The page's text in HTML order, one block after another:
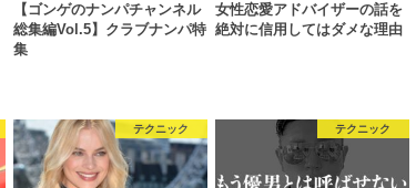
【ゴンゲのナンパチャンネル
総集編Vol.5】クラブナンパ特
集
女性恋愛アドバイザーの話を
絶対に信用してはダメな理由
テクニック テクニック